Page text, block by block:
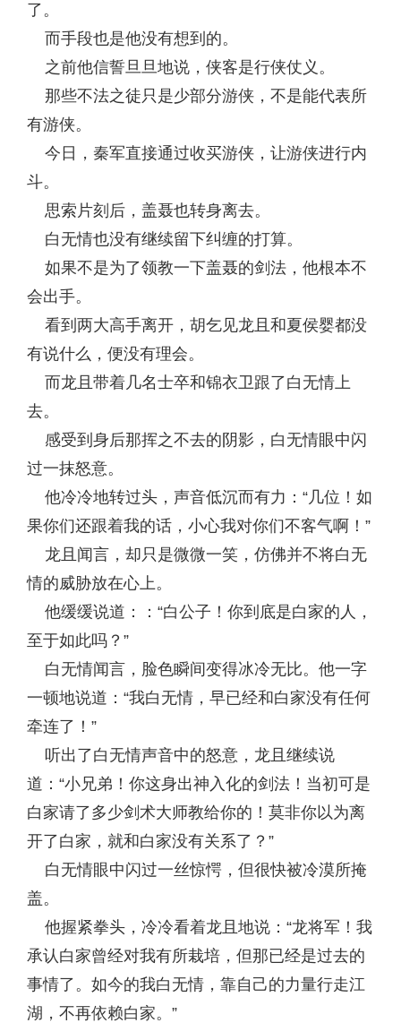
了。
而手段也是他没有想到的。
之前他信誓旦旦地说，侠客是行侠仗义。
那些不法之徒只是少部分游侠，不是能代表所
有游侠。
今日，秦军直接通过收买游侠，让游侠进行内
斗。
思索片刻后，盖聂也转身离去。
白无情也没有继续留下纠缠的打算。
如果不是为了领教一下盖聂的剑法，他根本不
会出手。
看到两大高手离开，胡乞见龙且和夏侯婴都没
有说什么，便没有理会。
而龙且带着几名士卒和锦衣卫跟了白无情上
去。
感受到身后那挥之不去的阴影，白无情眼中闪
过一抹怒意。
他冷冷地转过头，声音低沉而有力：“几位！如
果你们还跟着我的话，小心我对你们不客气啊！”
龙且闻言，却只是微微一笑，仿佛并不将白无
情的威胁放在心上。
他缓缓说道：：“白公子！你到底是白家的人，
至于如此吗？”
白无情闻言，脸色瞬间变得冰冷无比。他一字
一顿地说道：“我白无情，早已经和白家没有任何
牵连了！”
听出了白无情声音中的怒意，龙且继续说
道：“小兄弟！你这身出神入化的剑法！当初可是
白家请了多少剑术大师教给你的！莫非你以为离
开了白家，就和白家没有关系了？”
白无情眼中闪过一丝惊愕，但很快被冷漠所掩
盖。
他握紧拳头，冷冷看着龙且地说：“龙将军！我
承认白家曾经对我有所栽培，但那已经是过去的
事情了。如今的我白无情，靠自己的力量行走江
湖，不再依赖白家。”